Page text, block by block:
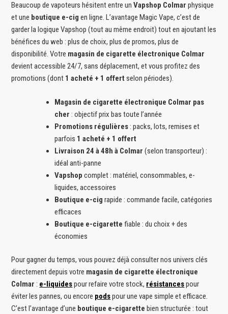
Beaucoup de vapoteurs hésitent entre unVapshop Colmar physique
et une boutique e-cig en ligne. L’avantage Magic Vape, c’est de
garder la logique Vapshop (tout au même endroit) tout en ajoutant les
bénéfices du web : plus de choix, plus de promos, plus de
disponibilité. Votre magasin de cigarette électronique Colmar
devient accessible 24/7, sans déplacement, et vous profitez des
promotions (dont 1 acheté + 1 offert selon périodes).
Magasin de cigarette électronique Colmar pas
cher : objectif prix bas toute l’année
Promotions régulières: packs, lots, remises et
parfois 1 acheté + 1 offert
Livraison 24 à 48h à Colmar (selon transporteur) :
idéal anti-panne
Vapshop complet : matériel, consommables, e-
liquides, accessoires
Boutique e-cig rapide : commande facile, catégories
efficaces
Boutique e-cigarette fiable : du choix + des
économies
Pour gagner du temps, vous pouvez déjà consulter nos univers clés
directement depuis votre magasin de cigarette électronique
Colmar : e-liquidespour refaire votre stock, résistancespour
éviter les pannes, ou encore podspour une vape simple et efficace.
C’est l’avantage d’une boutique e-cigarette bien structurée : tout